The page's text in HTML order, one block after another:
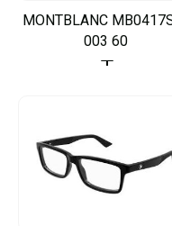
MONTBLANC
003 60